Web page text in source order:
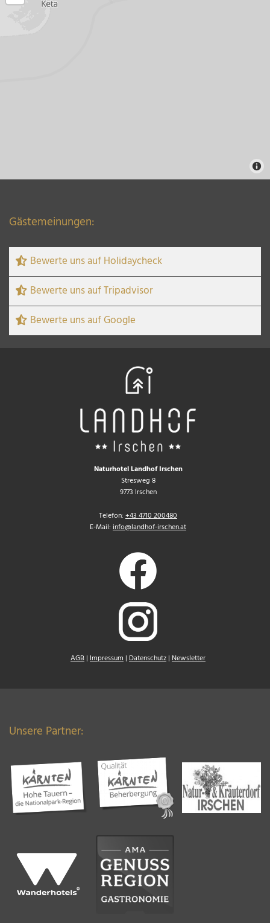
Gästemeinungen:
Bewerte uns auf Holidaycheck
Bewerte uns auf Tripadvisor
Bewerte uns auf Google
Naturhotel Landhof Irschen
Stresweg 8
9773 Irschen
Telefon: +43 4710 200480
E-Mail: info@landhof-irschen.at
AGB | Impressum | Datenschutz | Newsletter
Unsere Partner: